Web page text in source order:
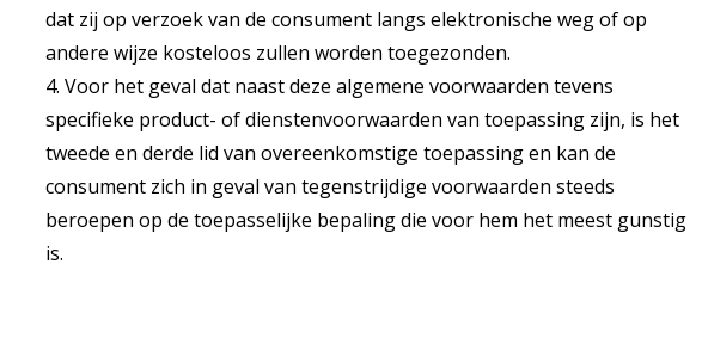
dat zij op verzoek van de consument langs elektronische weg of op
andere wijze kosteloos zullen worden toegezonden.
4. Voor het geval dat naast deze algemene voorwaarden tevens
specifieke product- of dienstenvoorwaarden van toepassing zijn, is het
tweede en derde lid van overeenkomstige toepassing en kan de
consument zich in geval van tegenstrijdige voorwaarden steeds
beroepen op de toepasselijke bepaling die voor hem het meest gunstig
is.